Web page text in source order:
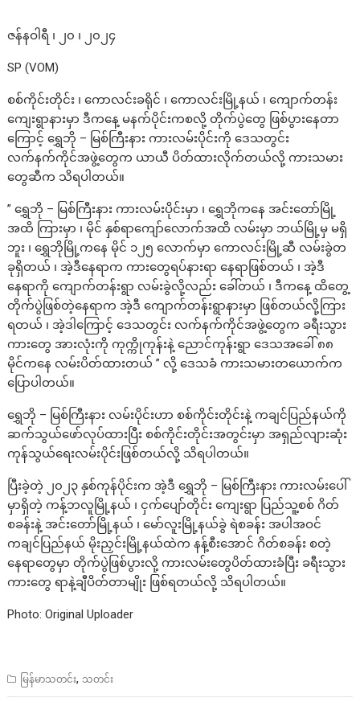
ဇန်နဝါရီ ၊ ၂၀ ၊ ၂၀၂၄
SP (VOM)
စစ်ကိုင်းတိုင်း ၊ ကောလင်းခရိုင် ၊ ကောလင်းမြို့နယ် ၊ ကျောက်တန်း
ကျေးရွာနားမှာ ဒီကနေ့ မနက်ပိုင်းကစလို့ တိုက်ပွဲတွေ ဖြစ်ပွားနေတာ
ကြောင့် ရွှေဘို – မြစ်ကြီးနား ကားလမ်းပိုင်းကို ဒေသတွင်း
လက်နက်ကိုင်အဖွဲ့တွေက ယာယီ ပိတ်ထားလိုက်တယ်လို့ ကားသမား
တွေဆီက သိရပါတယ်။
” ရွှေဘို – မြစ်ကြီးနား ကားလမ်းပိုင်းမှာ ၊ ရွှေဘိုကနေ အင်းတော်မြို့
အထိ ကြားမှာ ၊ မိုင် နှစ်ရာကျော်လောက်အထိ လမ်းမှာ ဘယ်မြို့မှ မရှိ
ဘူး ၊ ရွှေဘိုမြို့ကနေ မိုင် ၁၂၅ လောက်မှာ ကောလင်းမြို့ဆီ လမ်းခွဲတ
ခုရှိတယ် ၊ အဲ့ဒီနေရာက ကားတွေရပ်နားရာ နေရာဖြစ်တယ် ၊ အဲ့ဒီ
နေရာကို ကျောက်တန်းရွာ လမ်းခွဲလို့လည်း ခေါ်တယ် ၊ ဒီကနေ့ ထိတွေ့
တိုက်ပွဲဖြစ်တဲ့နေရာက အဲ့ဒီ ကျောက်တန်းရွာနားမှာ ဖြစ်တယ်လို့ကြား
ရတယ် ၊ အဲ့ဒါကြောင့် ဒေသတွင်း လက်နက်ကိုင်အဖွဲ့တွေက ခရီးသွား
ကားတွေ အားလုံးကို ကုက္ကိုကုန်းနဲ့ ညောင်ကုန်းရွာ ဒေသအခေါ် ၈၈
မိုင်ကနေ လမ်းပိတ်ထားတယ် ” လို့ ဒေသခံ ကားသမားတယောက်က
ပြောပါတယ်။
ရွှေဘို – မြစ်ကြီးနား လမ်းပိုင်းဟာ စစ်ကိုင်းတိုင်းနဲ့ ကချင်ပြည်နယ်ကို
ဆက်သွယ်ဖော်လုပ်ထားပြီး စစ်ကိုင်းတိုင်းအတွင်းမှာ အရှည်လျားဆုံး
ကုန်သွယ်ရေးလမ်းပိုင်းဖြစ်တယ်လို့ သိရပါတယ်။
ပြီးခဲ့တဲ့ ၂၀၂၃ နှစ်ကုန်ပိုင်းက အဲ့ဒီ ရွှေဘို – မြစ်ကြီးနား ကားလမ်းပေါ်
မှာရှိတဲ့ ကန့်ဘလူမြို့နယ် ၊ ငှက်ပျော်တိုင်း ကျေးရွာ ပြည်သူ့စစ် ဂိတ်
စခန်းနဲ့ အင်းတော်မြို့နယ် ၊ မော်လူးမြို့နယ်ခွဲ ရဲစခန်း အပါအဝင်
ကချင်ပြည်နယ် မိုးညှင်းမြို့နယ်ထဲက နန့်စီးအောင် ဂိတ်စခန်း စတဲ့
နေရာတွေမှာ တိုက်ပွဲဖြစ်ပွားလို့ ကားလမ်းတွေပိတ်ထားခံပြီး ခရီးသွား
ကားတွေ ရာနဲ့ချီပိတ်တာမျိုး ဖြစ်ရတယ်လို့ သိရပါတယ်။
Photo: Original Uploader
မြန်မာသတင်း, သတင်း